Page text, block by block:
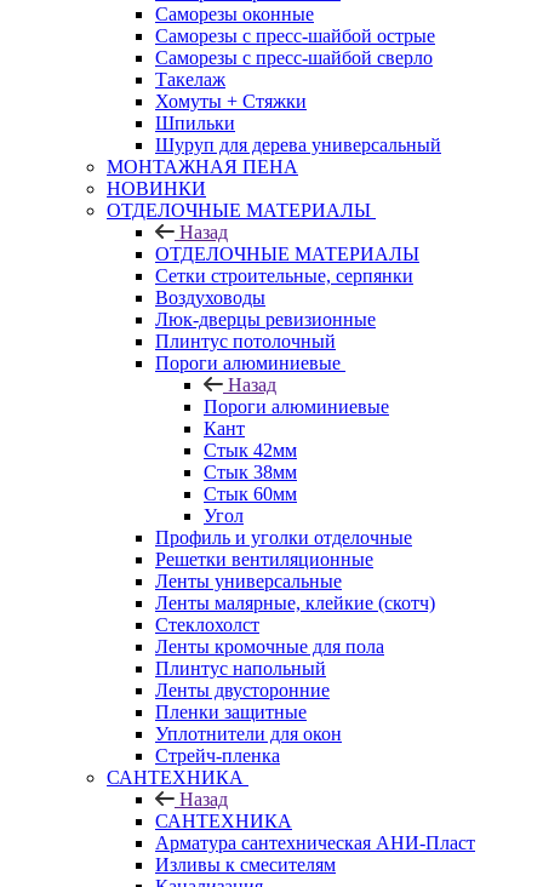
Саморезы оконные
Саморезы с пресс-шайбой острые
Саморезы с пресс-шайбой сверло
Такелаж
Хомуты + Стяжки
Шпильки
Шуруп для дерева универсальный
МОНТАЖНАЯ ПЕНА
НОВИНКИ
ОТДЕЛОЧНЫЕ МАТЕРИАЛЫ
Назад
ОТДЕЛОЧНЫЕ МАТЕРИАЛЫ
Сетки строительные, серпянки
Воздуховоды
Люк-дверцы ревизионные
Плинтус потолочный
Пороги алюминиевые
Назад
Пороги алюминиевые
Кант
Стык 42мм
Стык 38мм
Стык 60мм
Угол
Профиль и уголки отделочные
Решетки вентиляционные
Ленты универсальные
Ленты малярные, клейкие (скотч)
Стеклохолст
Ленты кромочные для пола
Плинтус напольный
Ленты двусторонние
Пленки защитные
Уплотнители для окон
Стрейч-пленка
САНТЕХНИКА
Назад
САНТЕХНИКА
Арматура сантехническая АНИ-Пласт
Изливы к смесителям